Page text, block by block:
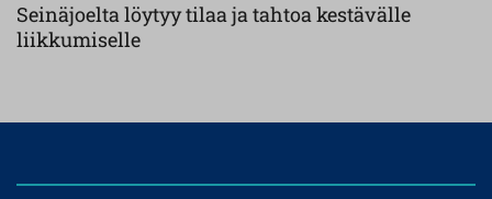
Seinäjoelta löytyy tilaa ja tahtoa kestävälle
liikkumiselle